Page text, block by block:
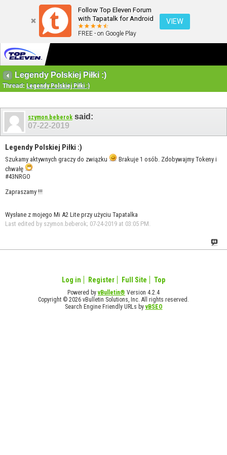
Follow Top Eleven Forum
with Tapatalk for Android
FREE - on Google Play
VIEW
Legendy Polskiej Piłki :)
Thread: Legendy Polskiej Piłki :)
szymon.beberok said:
07-22-2019
Legendy Polskiej Piłki :)
Szukamy aktywnych graczy do związku
Brakuje 1 osób. Zdobywajmy Tokeny i
chwałę
#43NRGO
Zapraszamy !!!
Wysłane z mojego Mi A2 Lite przy użyciu Tapatalka
Last edited by szymon.beberok; 07-24-2019 at 03:05 PM
Log in Register Full Site Top
Powered byvBulletin® Version 4.2.4
Copyright © 2026 vBulletin Solutions, Inc. All rights reserved.
Search Engine Friendly URLs byvBSEO